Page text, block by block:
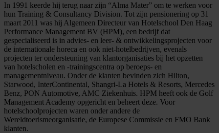
In 1991 keerde hij terug naar zijn “Alma Mater” om te werken voor
hun Training & Consultancy Division. Tot zijn pensionering op 31
maart 2011 was hij Algemeen Directeur van Hotelschool Den Haag
Performance Management BV (HPM), een bedrijf dat
gespecialiseerd is in advies- en leer- & ontwikkelingsprojecten voor
de internationale horeca en ook niet-hotelbedrijven, evenals
projecten ter ondersteuning van klantorganisaties bij het opzetten
van hotelscholen en -trainingscentra op beroeps- en
managementniveau. Onder de klanten bevinden zich Hilton,
Starwood, InterContinental, Shangri-La Hotels & Resorts, Mercedes
Benz, PON Automotive, AMC Ziekenhuis. HPM heeft ook de Golf
Management Academy opgericht en beheert deze. Voor
hotelschoolprojecten waren onder andere de
Wereldtoerismeorganisatie, de Europese Commissie en FMO Bank
klanten.